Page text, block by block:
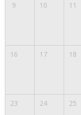
9 10 11
16 17 18
23 24 25